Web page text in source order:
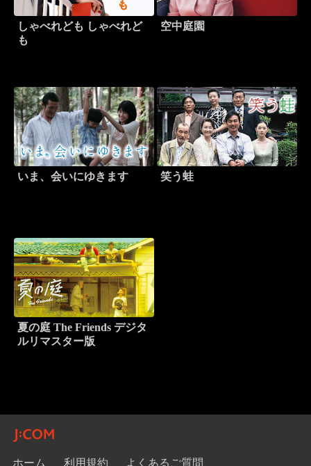
しゃべれども しゃべれど
も
空中庭園
いま、会いにゆきます 笑う蛙
夏の庭 The Friends デジタ
ルリマスター版
ホーム 利用規約 よくあるご質問